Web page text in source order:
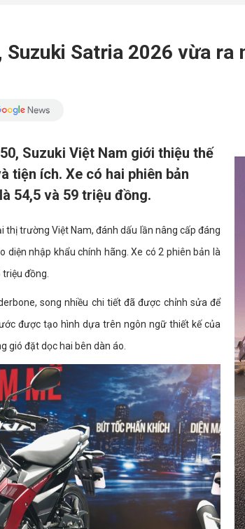
Suzuki Satria 2026 vừa
Suzuki Việt Nam giới thiệu thế
tiện ích. Xe có hai phiên bản
54,5 và 59 triệu đồng.
trường Việt Nam, đánh dấu lần nâng cấp đáng
nhập khẩu chính hãng. Xe có 2 phiên bản là
đồng.
song nhiều chi tiết đã được chỉnh sửa để
được tạo hình dựa trên ngôn ngữ thiết kế của
gió đặt dọc hai bên dàn áo.